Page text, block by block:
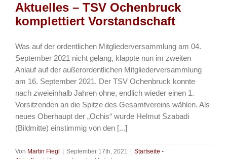
„Moor“
Aktuelles – TSV Ochenbruck
komplettiert Vorstandschaft
Was auf der ordentlichen Mitgliederversammlung am 04.
September 2021 nicht gelang, klappte nun im zweiten
Anlauf auf der außerordentlichen Mitgliederversammlung
am 16. September 2021. Der TSV Ochenbruck konnte
nach zweieinhalb Jahren ohne, endlich wieder einen 1.
Vorsitzenden an die Spitze des Gesamtvereins wählen. Als
neues Oberhaupt der „Ochis“ wurde Helmut Szabadi
(Bildmitte) einstimmig von den [...]
Von Martin Fiegl September 17th, 2021
Startseite -